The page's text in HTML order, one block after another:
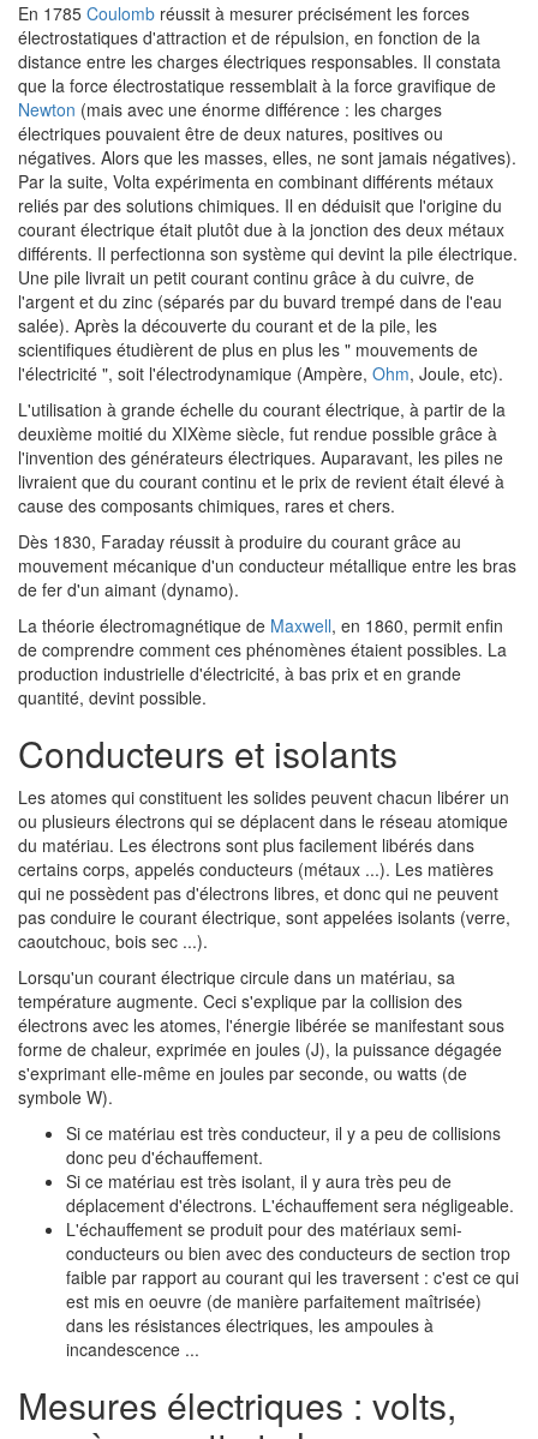
En 1785 Coulomb réussit à mesurer précisément les forces
électrostatiques d'attraction et de répulsion, en fonction de la
distance entre les charges électriques responsables. Il constata
que la force électrostatique ressemblait à la force gravifique de
Newton (mais avec une énorme différence : les charges
électriques pouvaient être de deux natures, positives ou
négatives. Alors que les masses, elles, ne sont jamais négatives).
Par la suite, Volta expérimenta en combinant différents métaux
reliés par des solutions chimiques. Il en déduisit que l'origine du
courant électrique était plutôt due à la jonction des deux métaux
différents. Il perfectionna son système qui devint la pile électrique.
Une pile livrait un petit courant continu grâce à du cuivre, de
l'argent et du zinc (séparés par du buvard trempé dans de l'eau
salée). Après la découverte du courant et de la pile, les
scientifiques étudièrent de plus en plus les " mouvements de
l'électricité ", soit l'électrodynamique (Ampère, Ohm, Joule, etc).
L'utilisation à grande échelle du courant électrique, à partir de la
deuxième moitié du XIXème siècle, fut rendue possible grâce à
l'invention des générateurs électriques. Auparavant, les piles ne
livraient que du courant continu et le prix de revient était élevé à
cause des composants chimiques, rares et chers.
Dès 1830, Faraday réussit à produire du courant grâce au
mouvement mécanique d'un conducteur métallique entre les bras
de fer d'un aimant (dynamo).
La théorie électromagnétique de Maxwell, en 1860, permit enfin
de comprendre comment ces phénomènes étaient possibles. La
production industrielle d'électricité, à bas prix et en grande
quantité, devint possible.
Conducteurs et isolants
Les atomes qui constituent les solides peuvent chacun libérer un
ou plusieurs électrons qui se déplacent dans le réseau atomique
du matériau. Les électrons sont plus facilement libérés dans
certains corps, appelés conducteurs (métaux ...). Les matières
qui ne possèdent pas d'électrons libres, et donc qui ne peuvent
pas conduire le courant électrique, sont appelées isolants (verre,
caoutchouc, bois sec ...).
Lorsqu'un courant électrique circule dans un matériau, sa
température augmente. Ceci s'explique par la collision des
électrons avec les atomes, l'énergie libérée se manifestant sous
forme de chaleur, exprimée en joules (J), la puissance dégagée
s'exprimant elle-même en joules par seconde, ou watts (de
symbole W).
Si ce matériau est très conducteur, il y a peu de collisions
donc peu d'échauffement.
Si ce matériau est très isolant, il y aura très peu de
déplacement d'électrons. L'échauffement sera négligeable.
L'échauffement se produit pour des matériaux semi-
conducteurs ou bien avec des conducteurs de section trop
faible par rapport au courant qui les traversent : c'est ce qui
est mis en oeuvre (de manière parfaitement maîtrisée)
dans les résistances électriques, les ampoules à
incandescence ...
Mesures électriques : volts,